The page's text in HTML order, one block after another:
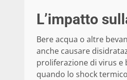
L’impatto
Bere acqua o altre
anche causare
proliferazione di virus
quando lo shock